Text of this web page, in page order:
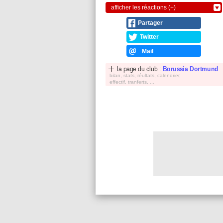
afficher les réactions (+)
Partager
Twitter
Mail
la page du club : Borussia Dortmund
bilan, stats, réultats, calendrier,
effectif, tranferts, ...